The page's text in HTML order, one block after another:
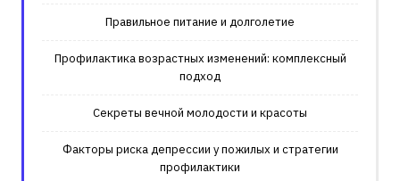
Правильное питание и долголетие
Профилактика возрастных изменений: комплексный
подход
Секреты вечной молодости и красоты
Факторы риска депрессии у пожилых и стратегии
профилактики